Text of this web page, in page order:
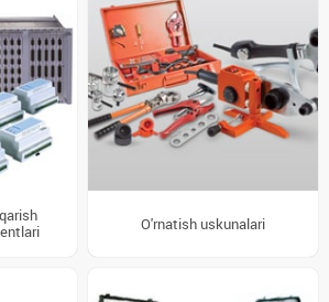
O'rnatish uskunalari